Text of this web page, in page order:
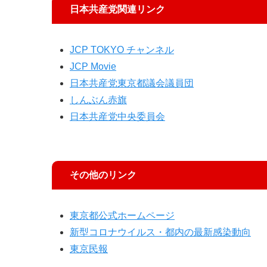
日本共産党関連リンク
JCP TOKYO チャンネル
JCP Movie
日本共産党東京都議会議員団
しんぶん赤旗
日本共産党中央委員会
その他のリンク
東京都公式ホームページ
新型コロナウイルス・都内の最新感染動向
東京民報